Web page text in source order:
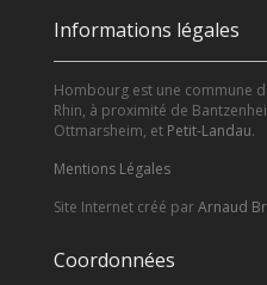
Informations légales
Hombourg est une commune
Rhin, à proximité de
Ottmarsheim, et Petit-Landau.
Mentions Légales
Site Internet créé parArnaud
Coordonnées